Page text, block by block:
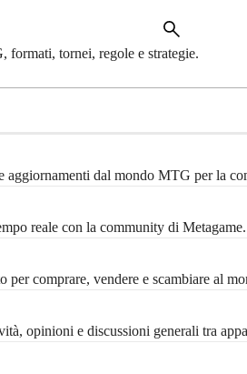
tornei, regole e strategie.
dal mondo MTG per la
reale con la community di Metagame.
comprare, vendere e scambiare al
opinioni e discussioni generali tra